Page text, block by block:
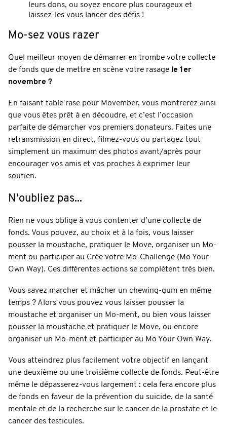
leurs dons, ou soyez encore plus courageux et
laissez-les vous lancer des défis !
Mo-sez vous razer
Quel meilleur moyen de démarrer en trombe votre collecte
de fonds que de mettre en scène votre rasage le 1er
novembre ?
En faisant table rase pour Movember, vous montrerez ainsi
que vous êtes prêt à en découdre, et c’est l’occasion
parfaite de démarcher vos premiers donateurs. Faites une
retransmission en direct, filmez-vous ou partagez tout
simplement un maximum des photos avant/après pour
encourager vos amis et vos proches à exprimer leur
soutien.
N'oubliez pas...
Rien ne vous oblige à vous contenter d’une collecte de
fonds. Vous pouvez, au choix et à la fois, vous laisser
pousser la moustache, pratiquer le Move, organiser un Mo-
ment ou participer au Crée votre Mo-Challenge (Mo Your
Own Way). Ces différentes actions se complètent très bien.
Vous savez marcher et mâcher un chewing-gum en même
temps ? Alors vous pouvez vous laisser pousser la
moustache et organiser un Mo-ment, ou bien vous laisser
pousser la moustache et pratiquer le Move, ou encore
organiser un Mo-ment et participer au Mo Your Own Way.
Vous atteindrez plus facilement votre objectif en lançant
une deuxième ou une troisième collecte de fonds. Peut-être
même le dépasserez-vous largement : cela fera encore plus
de fonds en faveur de la prévention du suicide, de la santé
mentale et de la recherche sur le cancer de la prostate et le
cancer des testicules.